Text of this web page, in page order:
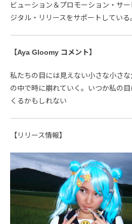
ビューション＆プロモーション・サー
ジタル・リリースをサポートしている
【Aya Gloomy コメント】
私たちの目には見えない小さな小さ
の中で時に崩れていく。いつか私の
くるかもしれない
【リリース情報】